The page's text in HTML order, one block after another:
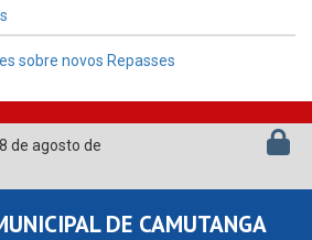
sobre novos Repasses
de agosto de
DE CAMUTANGA